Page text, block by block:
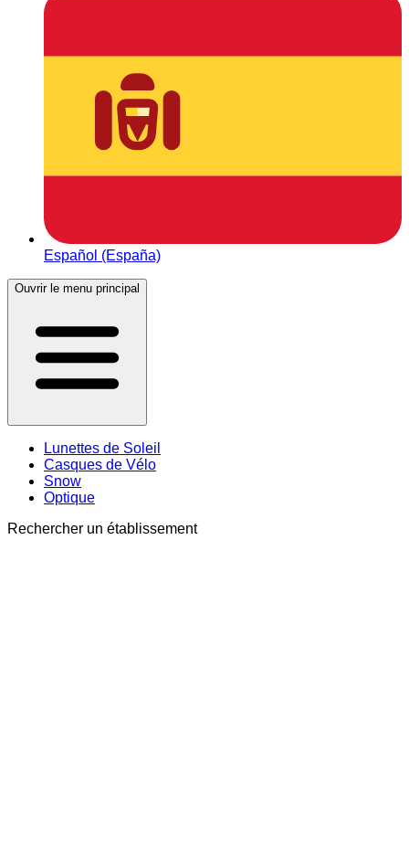
Español (España)
Ouvrir le menu principal
Lunettes de Soleil
Casques de Vélo
Snow
Optique
Rechercher un établissement